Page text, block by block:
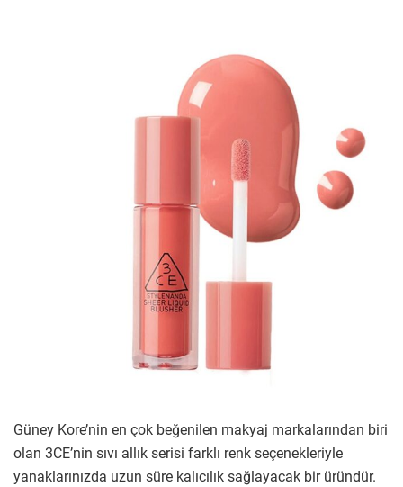
Güney Kore’nin en çok beğenilen makyaj markalarından biri
olan 3CE’nin sıvı allık serisi farklı renk seçenekleriyle
yanaklarınızda uzun süre kalıcılık sağlayacak bir üründür.